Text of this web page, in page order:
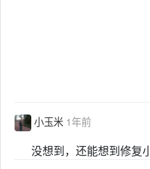
小玉米 1年前
没想到，还能想到修复